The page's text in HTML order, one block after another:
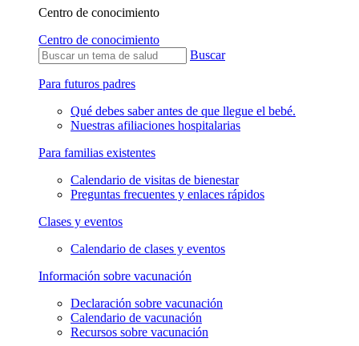
Centro de conocimiento
Centro de conocimiento
Buscar
Para futuros padres
Qué debes saber antes de que llegue el bebé.
Nuestras afiliaciones hospitalarias
Para familias existentes
Calendario de visitas de bienestar
Preguntas frecuentes y enlaces rápidos
Clases y eventos
Calendario de clases y eventos
Información sobre vacunación
Declaración sobre vacunación
Calendario de vacunación
Recursos sobre vacunación